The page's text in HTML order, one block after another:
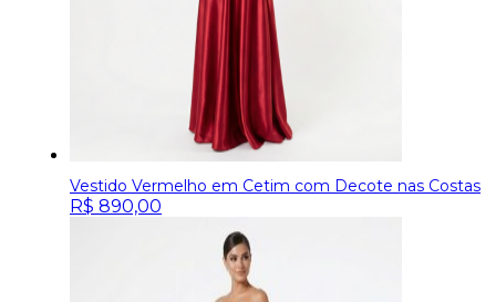
Vestido Vermelho em Cetim com Decote nas Costas
R$ 890,00